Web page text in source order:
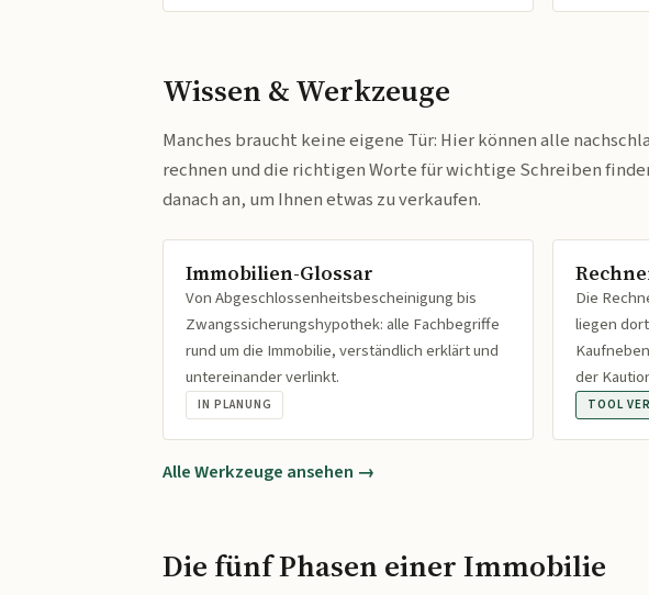
Wissen & Werkzeuge
Manches braucht keine eigene Tür: Hier können alle
rechnen und die richtigen Worte für wichtige Schreiben
danach an, um Ihnen etwas zu verkaufen.
Immobilien-Glossar
Von Abgeschlossenheitsbescheinigung bis
Zwangssicherungshypothek: alle Fachbegriffe
rund um die Immobilie, verständlich erklärt und
untereinander verlinkt.
IN PLANUNG
Die
liegen
der
TOOL
Alle Werkzeuge ansehen →
Die fünf Phasen einer Immobilie